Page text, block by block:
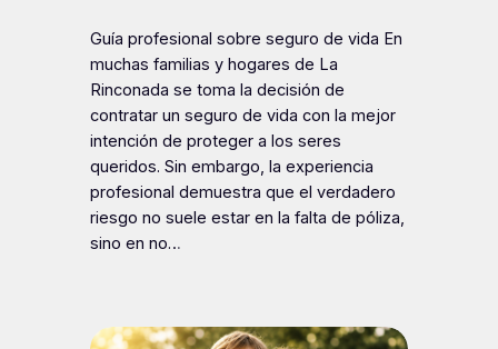
Guía profesional sobre seguro de vida En
muchas familias y hogares de La
Rinconada se toma la decisión de
contratar un seguro de vida con la mejor
intención de proteger a los seres
queridos. Sin embargo, la experiencia
profesional demuestra que el verdadero
riesgo no suele estar en la falta de póliza,
sino en no…